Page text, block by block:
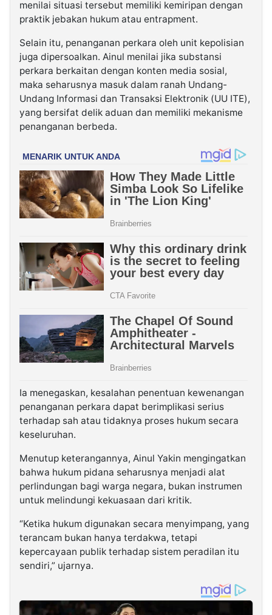
menilai situasi tersebut memiliki kemiripan dengan
praktik jebakan hukum atau entrapment.
Selain itu, penanganan perkara oleh unit kepolisian
juga dipersoalkan. Ainul menilai jika substansi
perkara berkaitan dengan konten media sosial,
maka seharusnya masuk dalam ranah Undang-
Undang Informasi dan Transaksi Elektronik (UU ITE),
yang bersifat delik aduan dan memiliki mekanisme
penanganan berbeda.
Ia menegaskan, kesalahan penentuan kewenangan
penanganan perkara dapat berimplikasi serius
terhadap sah atau tidaknya proses hukum secara
keseluruhan.
Menutup keterangannya, Ainul Yakin mengingatkan
bahwa hukum pidana seharusnya menjadi alat
perlindungan bagi warga negara, bukan instrumen
untuk melindungi kekuasaan dari kritik.
“Ketika hukum digunakan secara menyimpang, yang
terancam bukan hanya terdakwa, tetapi
kepercayaan publik terhadap sistem peradilan itu
sendiri,” ujarnya.